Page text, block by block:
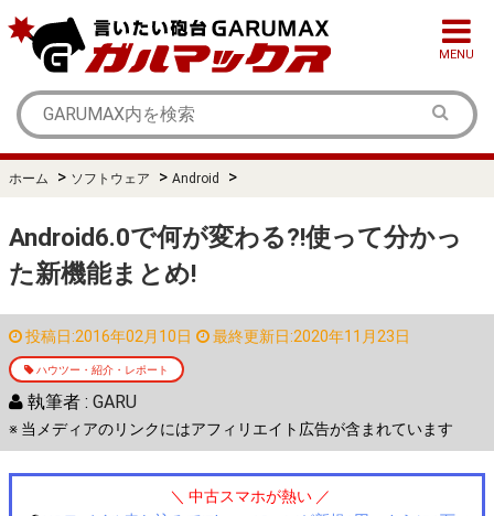
MENU
ホーム > ソフトウェア > Android >
Android6.0で何が変わる?!使って分かっ
た新機能まとめ!
投稿日:2016年02月10日 最終更新日:2020年11月23日
ハウツー・紹介・レポート
執筆者 : GARU
※ 当メディアのリンクにはアフィリエイト広告が含まれています
＼ 中古スマホが熱い ／